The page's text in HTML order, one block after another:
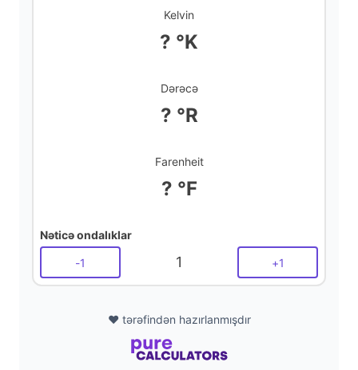
e
Kelvin
? °K
Dərəcə
? °R
Farenheit
? °F
Nəticə ondalıklar
-1 1 +1
❤️ tərəfindən hazırlanmışdır